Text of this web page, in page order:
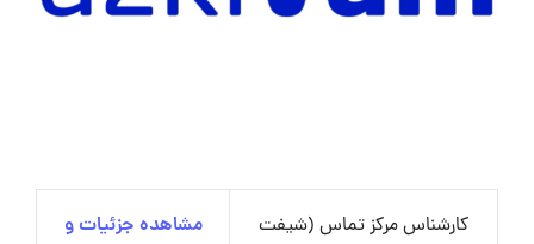
کارشناس مرکز تماس (شیفت
مشاهده جزئیات و